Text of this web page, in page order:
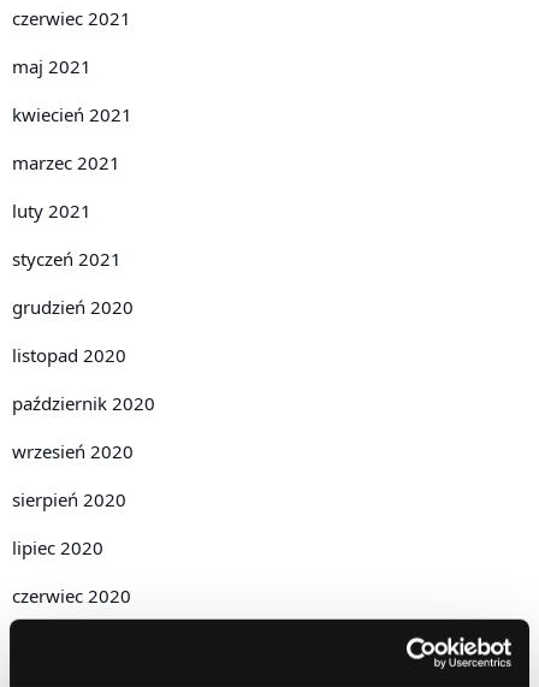
czerwiec 2021
maj 2021
kwiecień 2021
marzec 2021
luty 2021
styczeń 2021
grudzień 2020
listopad 2020
październik 2020
wrzesień 2020
sierpień 2020
lipiec 2020
czerwiec 2020